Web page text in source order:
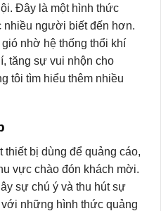
Đây là một hình thức
người biết đến hơn.
nhờ hệ thống thổi khí
tăng sự vui nhộn cho
tôi tìm hiểu thêm nhiều
bị dùng để quảng cáo,
vực chào đón khách mời.
sự chú ý và thu hút sự
những hình thức quảng